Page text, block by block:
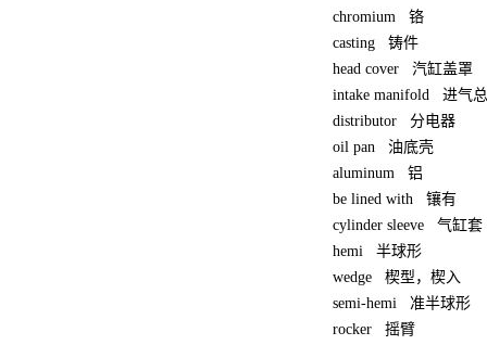
chromium 铬
casting 铸件
head cover 汽缸盖罩
intake manifold 进气
distributor 分电器
oil pan 油底壳
aluminum 铝
be lined with 镶有
cylinder sleeve 气缸套
hemi 半球形
wedge 楔型，楔入
semi-hemi 准半球形
rocker 摇臂